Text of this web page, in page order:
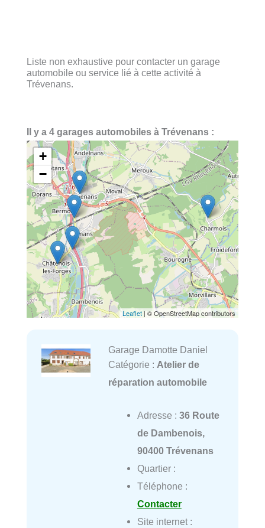
Liste non exhaustive pour contacter un garage
automobile ou service lié à cette activité à
Trévenans.
Il y a 4 garages automobiles à Trévenans :
+
−
Leaflet | © OpenStreetMap contributors
Garage Damotte Daniel
Catégorie : Atelier de
réparation automobile
Adresse : 36 Route
de Dambenois,
90400 Trévenans
Quartier :
Téléphone :
Contacter
Site internet :